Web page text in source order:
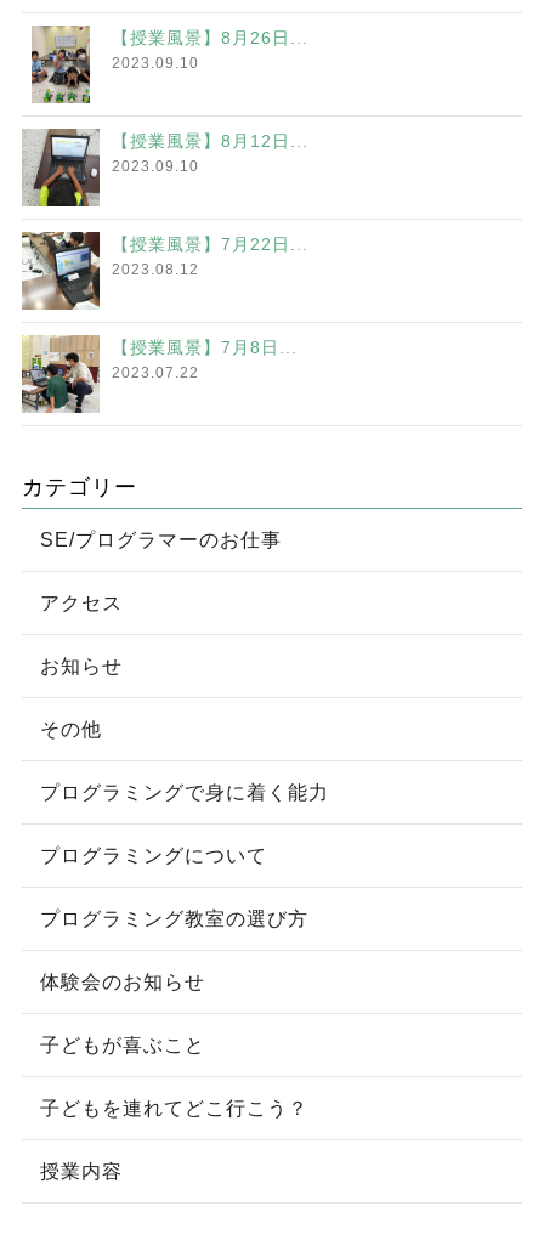
【授業風景】8月26日...
2023.09.10
【授業風景】8月12日...
2023.09.10
【授業風景】7月22日...
2023.08.12
【授業風景】7月8日...
2023.07.22
カテゴリー
SE/プログラマーのお仕事
アクセス
お知らせ
その他
プログラミングで身に着く能力
プログラミングについて
プログラミング教室の選び方
体験会のお知らせ
子どもが喜ぶこと
子どもを連れてどこ行こう？
授業内容